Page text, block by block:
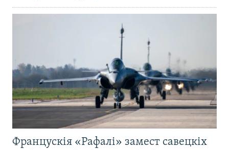
Францускія «Рафалі» замест савецкіх